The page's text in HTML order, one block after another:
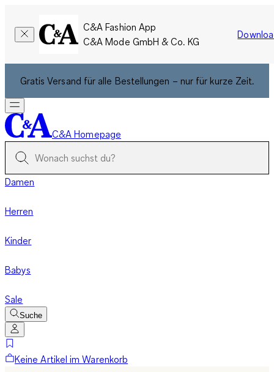
C&A Fashion App
C&A Mode GmbH & Co. KG
Gratis Versand für alle Bestellungen – nur für kurze Zeit.
C&A Homepage
Damen
Herren
Kinder
Babys
Sale
Suche
Keine Artikel im Warenkorb